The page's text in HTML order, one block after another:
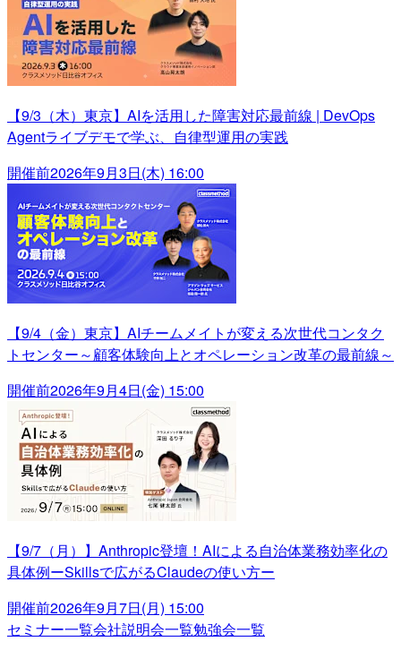
【9/3（木）東京】AIを活用した障害対応最前線 | DevOps
Agentライブデモで学ぶ、自律型運用の実践
開催前2026年9月3日(木) 16:00
【9/4（金）東京】AIチームメイトが変える次世代コンタク
トセンター～顧客体験向上とオペレーション改革の最前線～
開催前2026年9月4日(金) 15:00
【9/7（月）】Anthropic登壇！AIによる自治体業務効率化の
具体例ーSkillsで広がるClaudeの使い方ー
開催前2026年9月7日(月) 15:00
セミナー一覧会社説明会一覧勉強会一覧